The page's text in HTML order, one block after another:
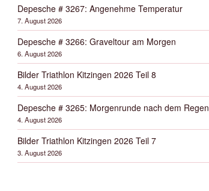
Depesche # 3267: Angenehme Temperatur
7. August 2026
Depesche # 3266: Graveltour am Morgen
6. August 2026
Bilder Triathlon Kitzingen 2026 Teil 8
4. August 2026
Depesche # 3265: Morgenrunde nach dem Regen
4. August 2026
Bilder Triathlon Kitzingen 2026 Teil 7
3. August 2026